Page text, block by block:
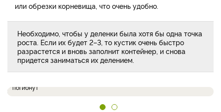
или обрезки корневища, что очень удобно.
Необходимо, чтобы у деленки была хотя бы одна точка
роста. Если их будет 2–3, то кустик очень быстро
разрастется и вновь заполнит контейнер, и снова
придется заниматься их делением.
Совсем маленькие точки роста не отделяю, а оставляю на крупном
погибнут